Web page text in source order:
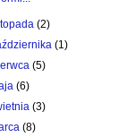
(2)
(1)
(5)
(6)
(3)
(8)